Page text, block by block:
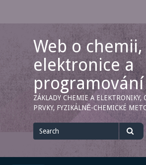
Web o chemii,
elektronice a
programování
ZÁKLADY CHEMIE A ELEKTRONIKY,
PRVKY, FYZIKÁLNĚ-CHEMICKÉ
for